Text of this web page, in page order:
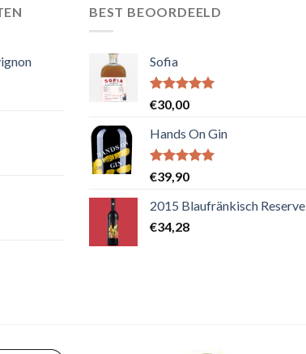
BEST BEOORDEELD
Sofia
Waardering
5.00uit 5
€30,00
Hands On Gin
Waardering
5.00uit 5
€39,90
2015 Blaufränkisch Reserve
€34,28